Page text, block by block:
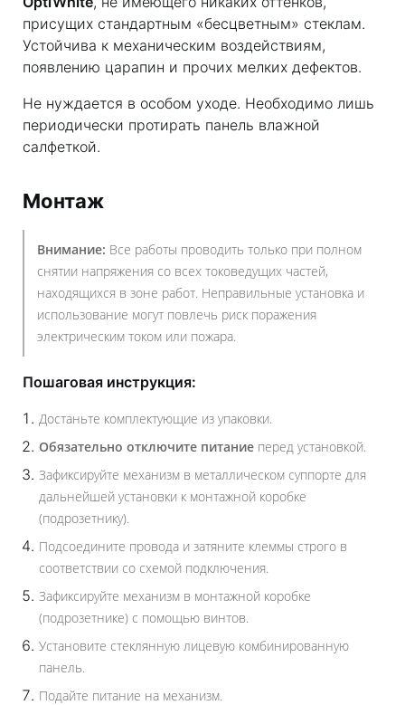
присущих стандартным «бесцветным» стеклам.
Устойчива к механическим воздействиям,
появлению царапин и прочих мелких дефектов.
Не нуждается в особом уходе. Необходимо лишь
периодически протирать панель влажной
салфеткой.
Монтаж
Внимание: Все работы проводить только при полном
снятии напряжения со всех токоведущих частей,
находящихся в зоне работ. Неправильные установка и
использование могут повлечь риск поражения
электрическим током или пожара.
Пошаговая инструкция:
Достаньте комплектующие из упаковки.
Обязательно отключите питание перед установкой.
Зафиксируйте механизм в металлическом суппорте для
дальнейшей установки к монтажной коробке
(подрозетнику).
Подсоедините провода и затяните клеммы строго в
соответствии со схемой подключения.
Зафиксируйте механизм в монтажной коробке
(подрозетнике) с помощью винтов.
Установите стеклянную лицевую комбинированную
панель.
Подайте питание на механизм.